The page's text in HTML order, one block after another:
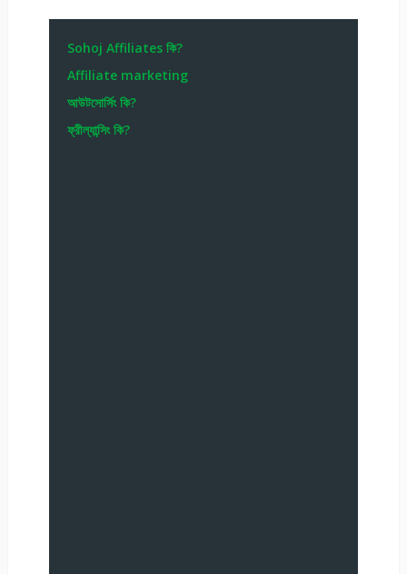
Sohoj Affiliates কি?
Affiliate marketing
আউটসোর্সিং কি?
ফ্রীল্যান্সিং কি?